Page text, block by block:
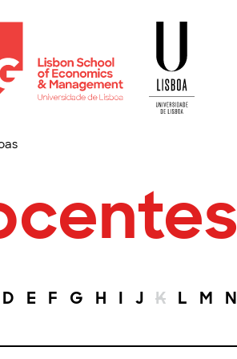
D E F G H I J K L M N